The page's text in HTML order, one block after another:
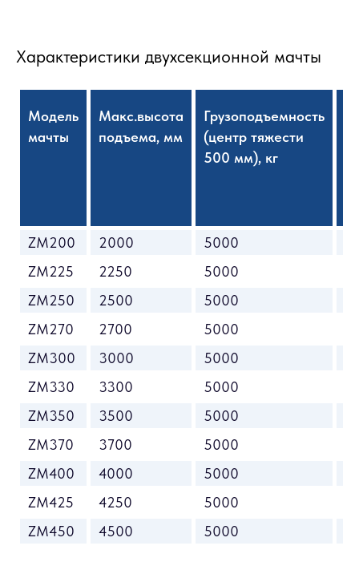
Характеристики двухсекционной мачты
Модель
мачты
Макс.высота
подъема, мм
Грузоподъемность
(центр тяжести
500 мм), кг
ZM200 2000 5000
ZM225
2250 5000
ZM250
2500 5000
ZM270
2700 5000
ZM300
3000 5000
ZM330
3300 5000
ZM350
3500 5000
ZM370
3700 5000
ZM400
4000 5000
ZM425
4250 5000
ZM450
4500 5000